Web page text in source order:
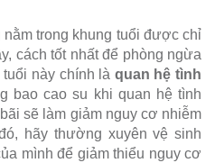
trong khung tuổi được chỉ
cách tốt nhất để phòng ngừa
này chính là quan hệ tình
bao cao su khi quan hệ tình
sẽ làm giảm nguy cơ nhiễm
hãy thường xuyên vệ sinh
mình để giảm thiểu nguy cơ